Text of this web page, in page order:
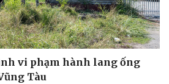
vi phạm hành lang ống
Tàu